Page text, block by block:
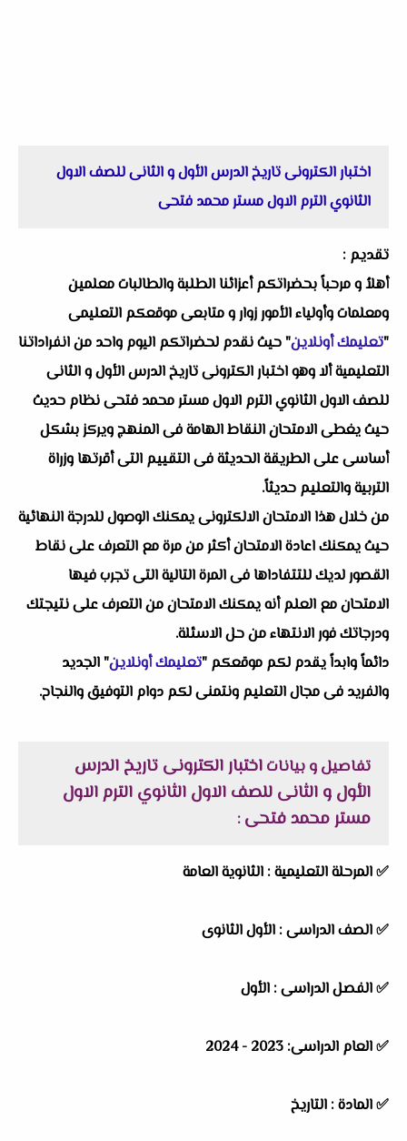
اختبار الكترونى تاريخ الدرس الأول و الثانى للصف الاول
الثانوي الترم الاول مستر محمد فتحى
تقديم :
أهلاُ و مرحباً بحضراتكم أعزائنا الطلبة والطالبات معلمين
ومعلمات وأولياء الأمور زوار و متابعى موقعكم التعليمى
"تعليمك أونلاين" حيث نقدم لحضراتكم اليوم واحد من انفراداتنا
التعليمية ألا وهو اختبار الكترونى تاريخ الدرس الأول و الثانى
للصف الاول الثانوي الترم الاول مستر محمد فتحى نظام حديث
حيث يغطى الامتحان النقاط الهامة فى المنهج ويركز بشكل
أساسى على الطريقة الحديثة فى التقييم التى أقرتها وزراة
التربية والتعليم حديثاً.
من خلال هذا الامتحان الالكترونى يمكنك الوصول للدرجة النهائية
حيث يمكنك اعادة الامتحان أكثر من مرة مع التعرف على نقاط
القصور لديك للتتفاداها فى المرة التالية التى تجرب فيها
الامتحان مع العلم أنه يمكنك الامتحان من التعرف على نتيجتك
ودرجاتك فور الانتهاء من حل الاسئلة.
دائماً وابداً يقدم لكم موقعكم "تعليمك أونلاين" الجديد
والفريد فى مجال التعليم ونتمنى لكم دوام التوفيق والنجاح.
تفاصيل و بياناتاختبار الكترونى تاريخ الدرس
الأول و الثانى للصف الاول الثانوي الترم الاول
مستر محمد فتحى:
✅ المرحلة التعليمية : الثانوية العامة
✅ الصف الدراسى : الأول الثانوى
✅ الفصل الدراسى : الأول
✅ العام الدراسى: 2023 - 2024
✅ المادة : التاريخ